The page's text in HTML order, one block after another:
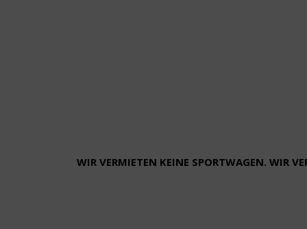
WIR VERMIETEN KEINE SPORTWAGEN. WIR